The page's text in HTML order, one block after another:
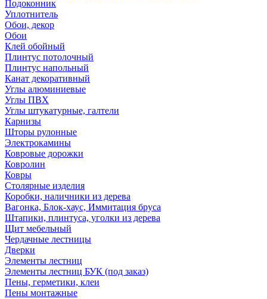
Подоконник
Уплотнитель
Обои, декор
Обои
Клей обойный
Плинтус потолочный
Плинтус напольный
Канат декоративный
Углы алюминиевые
Углы ПВХ
Углы штукатурные, галтели
Карнизы
Шторы рулонные
Электрокамины
Ковровые дорожки
Ковролин
Ковры
Столярные изделия
Коробки, наличники из дерева
Вагонка, Блок-хаус, Иммитация бруса
Штапики, плинтуса, уголки из дерева
Щит мебельный
Чердачные лестницы
Дверки
Элементы лестниц
Элементы лестниц БУК (под заказ)
Пены, герметики, клеи
Пены монтажные